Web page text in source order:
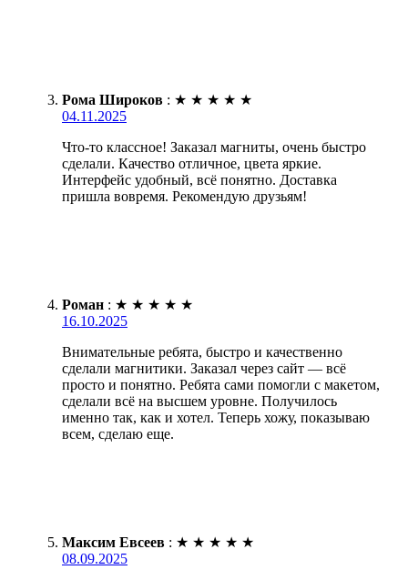
Рома Широков : ★ ★ ★ ★ ★
04.11.2025
Что-то классное! Заказал магниты, очень быстро
сделали. Качество отличное, цвета яркие.
Интерфейс удобный, всё понятно. Доставка
пришла вовремя. Рекомендую друзьям!
Роман : ★ ★ ★ ★ ★
16.10.2025
Внимательные ребята, быстро и качественно
сделали магнитики. Заказал через сайт — всё
просто и понятно. Ребята сами помогли с макетом,
сделали всё на высшем уровне. Получилось
именно так, как и хотел. Теперь хожу, показываю
всем, сделаю еще.
Максим Евсеев : ★ ★ ★ ★ ★
08.09.2025